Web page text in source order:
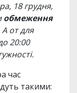
18 грудня,
обмеження
А от для
20:00
час
такими: